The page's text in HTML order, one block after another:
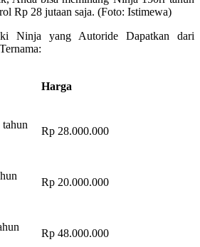
Rp 28 jutaan saja. (Foto: Istimewa)
Ninja yang Autoride Dapatkan dari
Harga
Rp 28.000.000
Rp 20.000.000
Rp 48.000.000